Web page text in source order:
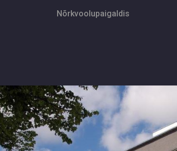
Nõrkvoolupaigaldis